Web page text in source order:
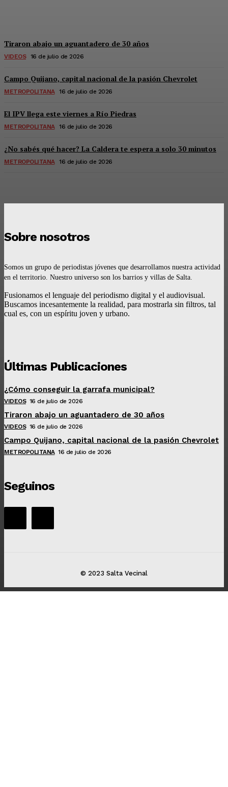
Tiraron abajo un aguantadero de 30 años
VIDEOS 16 de julio de 2026
Campo Quijano, capital nacional de la pasión Chevrolet
METROPOLITANA 16 de julio de 2026
El IPV llega este viernes a Río Piedras
METROPOLITANA 16 de julio de 2026
¿No sabés qué hacer? La Caldera te espera a solo 30 minutos
METROPOLITANA 16 de julio de 2026
Sobre nosotros
Somos un grupo de periodistas jóvenes que desarrollamos nuestra actividad
en el territorio. Nuestro universo son los barrios y villas de Salta.
Fusionamos el lenguaje del periodismo digital y el audiovisual.
Buscamos incesantemente la realidad, para mostrarla sin filtros, tal
cual es, con un espíritu joven y urbano.
Últimas Publicaciones
¿Cómo conseguir la garrafa municipal?
VIDEOS 16 de julio de 2026
Tiraron abajo un aguantadero de 30 años
VIDEOS 16 de julio de 2026
Campo Quijano, capital nacional de la pasión Chevrolet
METROPOLITANA 16 de julio de 2026
Seguinos
© 2023 Salta Vecinal